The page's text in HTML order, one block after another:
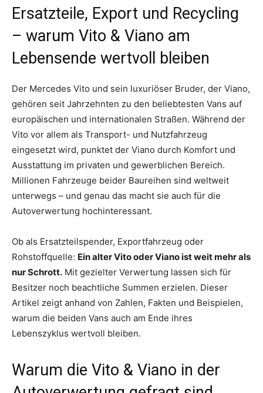
Ersatzteile, Export und Recycling
– warum Vito & Viano am
Lebensende wertvoll bleiben
Der Mercedes Vito und sein luxuriöser Bruder, der Viano,
gehören seit Jahrzehnten zu den beliebtesten Vans auf
europäischen und internationalen Straßen. Während der
Vito vor allem als Transport- und Nutzfahrzeug
eingesetzt wird, punktet der Viano durch Komfort und
Ausstattung im privaten und gewerblichen Bereich.
Millionen Fahrzeuge beider Baureihen sind weltweit
unterwegs – und genau das macht sie auch für die
Autoverwertung hochinteressant.
Ob als Ersatzteilspender, Exportfahrzeug oder
Rohstoffquelle: Ein alter Vito oder Viano ist weit mehr als
nur Schrott. Mit gezielter Verwertung lassen sich für
Besitzer noch beachtliche Summen erzielen. Dieser
Artikel zeigt anhand von Zahlen, Fakten und Beispielen,
warum die beiden Vans auch am Ende ihres
Lebenszyklus wertvoll bleiben.
Warum die Vito & Viano in der